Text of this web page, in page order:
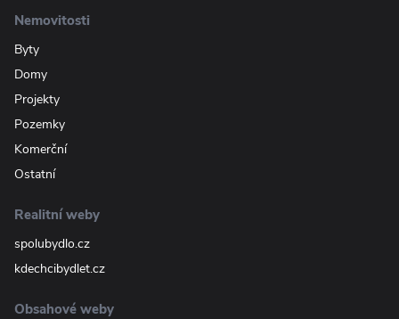
Nemovitosti
Byty
Domy
Projekty
Pozemky
Komerční
Ostatní
Realitní weby
spolubydlo.cz
kdechcibydlet.cz
Obsahové weby